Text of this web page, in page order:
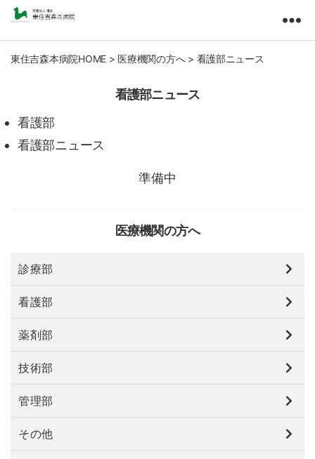
住
吉
院
医
療
東住吉森本病院HOME > 医療機関の方へ > 看護部ニュース
医療機関の方へ
診療部
看護部
薬剤部
技術部
管理部
その他
看護部ニュース
看護部
看護部ニュース
準備中